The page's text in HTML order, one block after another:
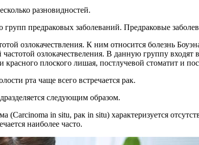
разновидностей.
предраковых заболеваний. Предраковые
озлокачествления. К ним относится болезнь
озлокачествеления. В данную группу входят
плоского лишая, постлучевой стоматит и
рта чаще всего встречается рак.
следующим образом.
(Carcinoma in situ, рак in situ) характеризуется
наиболее часто.